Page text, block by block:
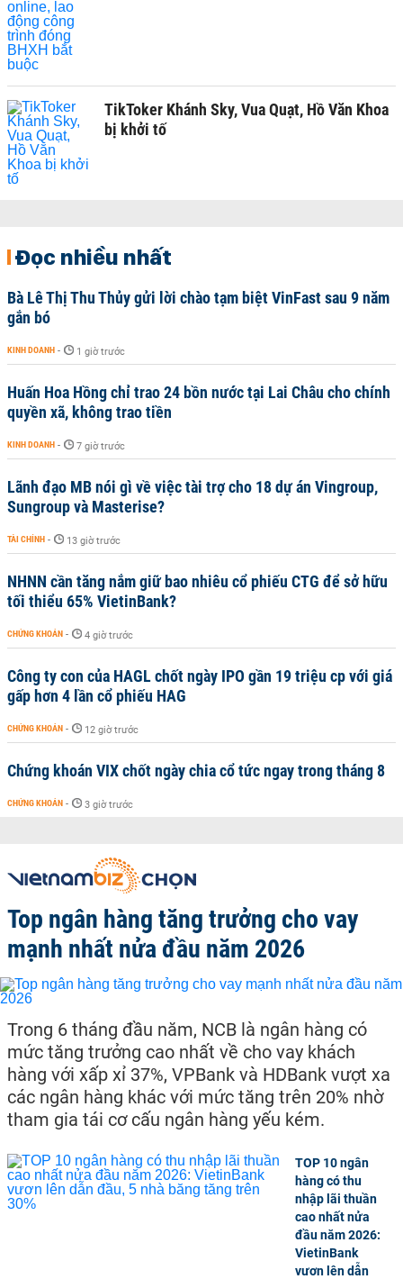
TikToker Khánh Sky, Vua Quạt, Hồ Văn Khoa
bị khởi tố
Đọc nhiều nhất
Bà Lê Thị Thu Thủy gửi lời chào tạm biệt VinFast sau 9 năm
gắn bó
KINH DOANH - 1 giờ trước
Huấn Hoa Hồng chỉ trao 24 bồn nước tại Lai Châu cho chính
quyền xã, không trao tiền
KINH DOANH - 7 giờ trước
Lãnh đạo MB nói gì về việc tài trợ cho 18 dự án Vingroup,
Sungroup và Masterise?
TÀI CHÍNH - 13 giờ trước
NHNN cần tăng nắm giữ bao nhiêu cổ phiếu CTG để sở hữu
tối thiểu 65% VietinBank?
CHỨNG KHOÁN - 4 giờ trước
Công ty con của HAGL chốt ngày IPO gần 19 triệu cp với giá
gấp hơn 4 lần cổ phiếu HAG
CHỨNG KHOÁN - 12 giờ trước
Chứng khoán VIX chốt ngày chia cổ tức ngay trong tháng 8
CHỨNG KHOÁN - 3 giờ trước
Top ngân hàng tăng trưởng cho vay
mạnh nhất nửa đầu năm 2026
Trong 6 tháng đầu năm, NCB là ngân hàng có
mức tăng trưởng cao nhất về cho vay khách
hàng với xấp xỉ 37%, VPBank và HDBank vượt xa
các ngân hàng khác với mức tăng trên 20% nhờ
tham gia tái cơ cấu ngân hàng yếu kém.
TOP 10 ngân
hàng có thu
nhập lãi thuần
cao nhất nửa
đầu năm 2026:
VietinBank
vươn lên dẫn